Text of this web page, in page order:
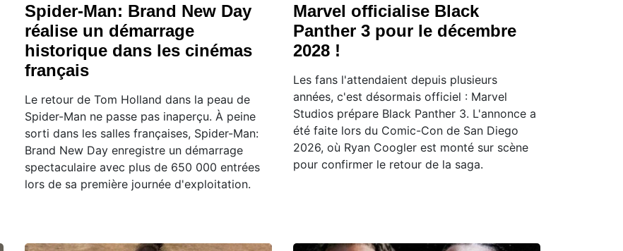
Spider-Man: Brand New Day
réalise un démarrage
historique dans les cinémas
français
Le retour de Tom Holland dans la peau de
Spider-Man ne passe pas inaperçu. À peine
sorti dans les salles françaises, Spider-Man:
Brand New Day enregistre un démarrage
spectaculaire avec plus de 650 000 entrées
lors de sa première journée d'exploitation.
Marvel officialise Black
Panther 3 pour le décembre
2028 !
Les fans l'attendaient depuis plusieurs
années, c'est désormais officiel : Marvel
Studios prépare Black Panther 3. L'annonce a
été faite lors du Comic-Con de San Diego
2026, où Ryan Coogler est monté sur scène
pour confirmer le retour de la saga.